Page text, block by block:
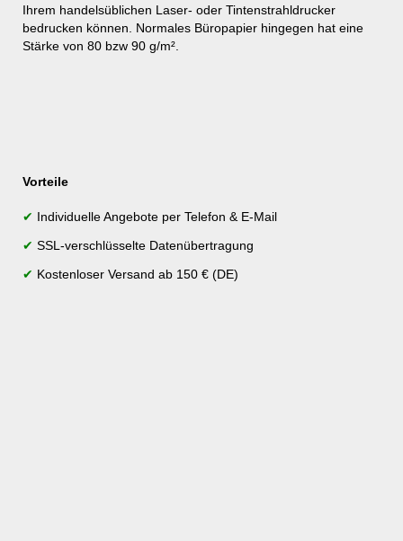
Ihrem handelsüblichen Laser- oder Tintenstrahldrucker
bedrucken können. Normales Büropapier hingegen hat eine
Stärke von 80 bzw 90 g/m².
Vorteile
✔ Individuelle Angebote per Telefon & E-Mail
✔ SSL-verschlüsselte Datenübertragung
✔ Kostenloser Versand ab 150 € (DE)